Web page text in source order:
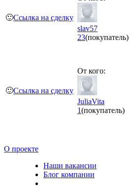
🙂Ссылка на сделку
slav57
23(покупатель)
🙂Ссылка на сделку
От кого:
JuliaVita
1(покупатель)
О проекте
Наши вакансии
Блог компании